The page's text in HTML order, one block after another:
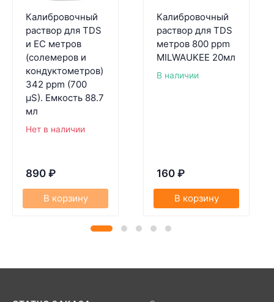
Калибровочный
раствор для TDS
и EC метров
(солемеров и
кондуктометров)
342 ppm (700
µS). Емкость 88.7
мл
Нет в наличии
890 ₽
В корзину
Калибровочный
раствор для TDS
метров 800 ppm
MILWAUKEE 20мл
В наличии
160 ₽
В корзину